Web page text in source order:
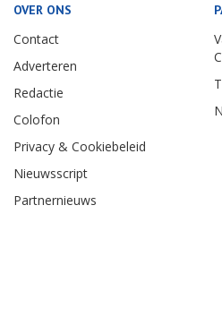
OVER ONS
Contact
Adverteren
Redactie
Colofon
Privacy & Cookiebeleid
Nieuwsscript
Partnernieuws